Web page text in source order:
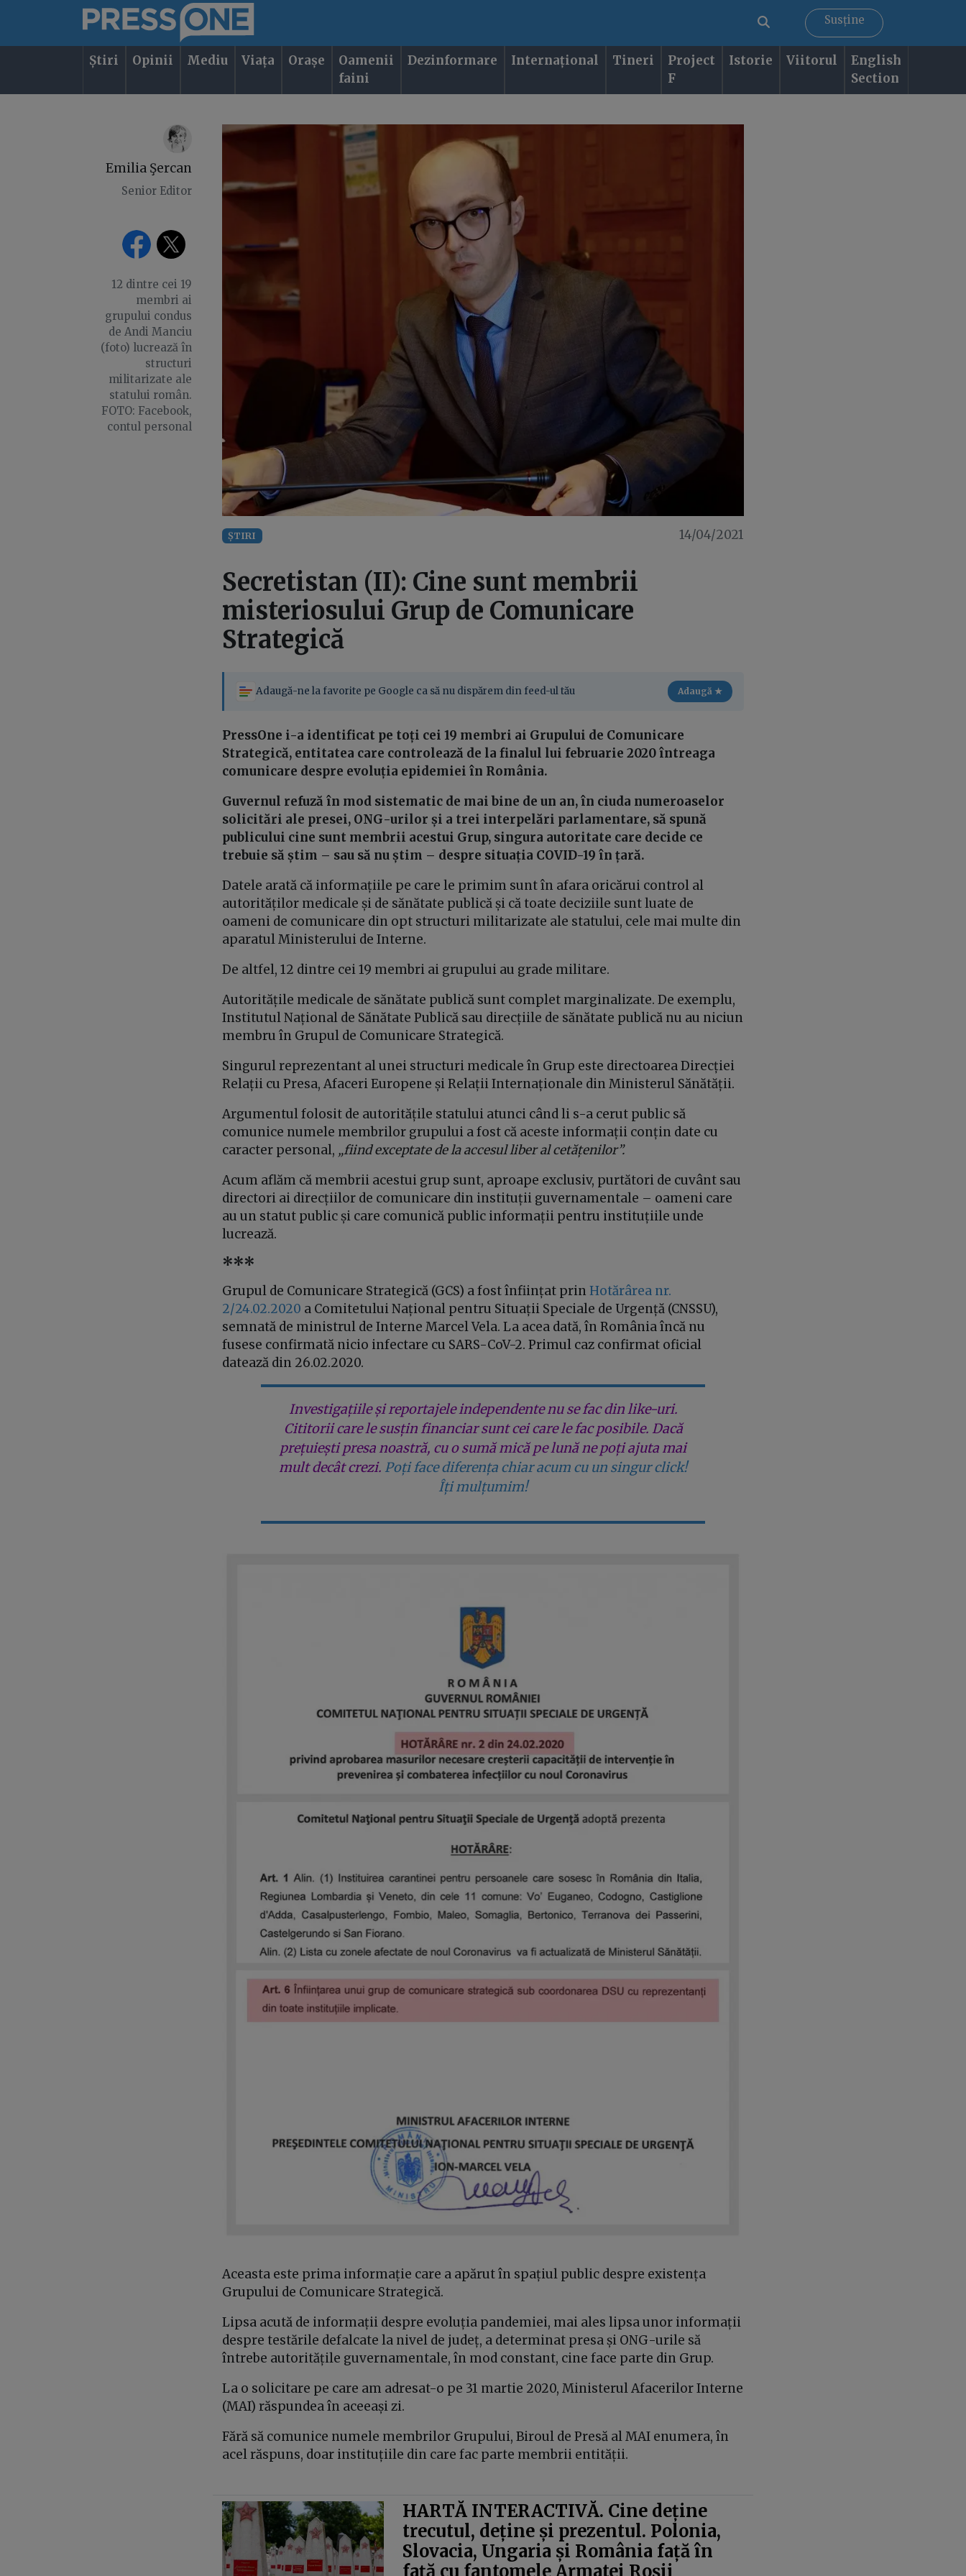
Susține
Știri Opinii Mediu Viața Orașe
Oamenii
faini
Dezinformare Internațional Tineri
Project
F
Istorie Viitorul
English
Section
Emilia Şercan
Senior Editor
12 dintre cei 19
membri ai
grupului condus
de Andi Manciu
(foto) lucrează în
structuri
militarizate ale
statului român.
FOTO: Facebook,
contul personal
ȘTIRI 14/04/2021
Secretistan (II): Cine sunt membrii
misteriosului Grup de Comunicare
Strategică
Adaugă-ne la favorite pe Google ca să nu dispărem din feed-ul tău Adaugă ★
PressOne i-a identificat pe toți cei 19 membri ai Grupului de Comunicare
Strategică, entitatea care controlează de la finalul lui februarie 2020 întreaga
comunicare despre evoluția epidemiei în România.
Guvernul refuză în mod sistematic de mai bine de un an, în ciuda numeroaselor
solicitări ale presei, ONG-urilor și a trei interpelări parlamentare, să spună
publicului cine sunt membrii acestui Grup, singura autoritate care decide ce
trebuie să știm – sau să nu știm – despre situația COVID-19 în țară.
Datele arată că informațiile pe care le primim sunt în afara oricărui control al
autorităților medicale și de sănătate publică și că toate deciziile sunt luate de
oameni de comunicare din opt structuri militarizate ale statului, cele mai multe din
aparatul Ministerului de Interne.
De altfel, 12 dintre cei 19 membri ai grupului au grade militare.
Autoritățile medicale de sănătate publică sunt complet marginalizate. De exemplu,
Institutul Național de Sănătate Publică sau direcțiile de sănătate publică nu au niciun
membru în Grupul de Comunicare Strategică.
Singurul reprezentant al unei structuri medicale în Grup este directoarea Direcției
Relații cu Presa, Afaceri Europene și Relații Internaționale din Ministerul Sănătății.
Argumentul folosit de autoritățile statului atunci când li s-a cerut public să
comunice numele membrilor grupului a fost că aceste informații conțin date cu
caracter personal, „fiind exceptate de la accesul liber al cetățenilor”.
Acum aflăm că membrii acestui grup sunt, aproape exclusiv, purtători de cuvânt sau
directori ai direcțiilor de comunicare din instituții guvernamentale – oameni care
au un statut public și care comunică public informații pentru instituțiile unde
lucrează.
***
Grupul de Comunicare Strategică (GCS) a fost înființat prin Hotărârea nr.
2/24.02.2020 a Comitetului Național pentru Situații Speciale de Urgență (CNSSU),
semnată de ministrul de Interne Marcel Vela. La acea dată, în România încă nu
fusese confirmată nicio infectare cu SARS-CoV-2. Primul caz confirmat oficial
datează din 26.02.2020.
Investigațiile și reportajele independente nu se fac din like-uri.
Cititorii care le susțin financiar sunt cei care le fac posibile. Dacă
prețuiești presa noastră, cu o sumă mică pe lună ne poți ajuta mai
mult decât crezi. Poți face diferența chiar acum cu un singur click!
Îți mulțumim!
Aceasta este prima informație care a apărut în spațiul public despre existența
Grupului de Comunicare Strategică.
Lipsa acută de informații despre evoluția pandemiei, mai ales lipsa unor informații
despre testările defalcate la nivel de județ, a determinat presa și ONG-urile să
întrebe autoritățile guvernamentale, în mod constant, cine face parte din Grup.
La o solicitare pe care am adresat-o pe 31 martie 2020, Ministerul Afacerilor Interne
(MAI) răspundea în aceeași zi.
Fără să comunice numele membrilor Grupului, Biroul de Presă al MAI enumera, în
acel răspuns, doar instituțiile din care fac parte membrii entității.
HARTĂ INTERACTIVĂ. Cine deține
trecutul, deține și prezentul. Polonia,
Slovacia, Ungaria și România față în
față cu fantomele Armatei Roșii